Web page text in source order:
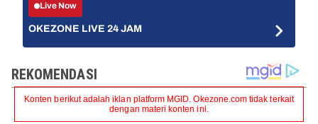
Live Now
OKEZONE LIVE 24 JAM